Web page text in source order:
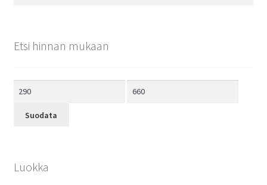
Etsi hinnan mukaan
Suodata
Luokka